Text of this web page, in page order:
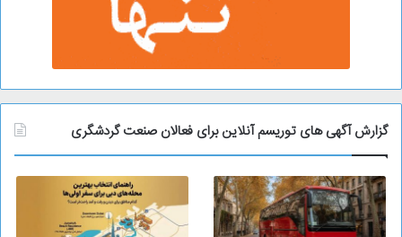
گزارش آگهی های توریسم آنلاین برای فعالان صنعت گردشگری